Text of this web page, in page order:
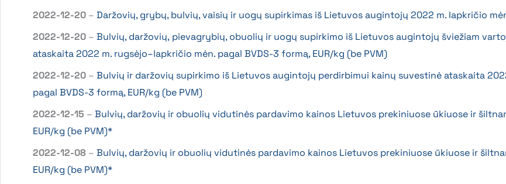
2022-12-20 – Daržovių, grybų, bulvių, vaisių ir uogų supirkimas iš Lietuvos augintojų 2022 m. lapkričio
2022-12-20 – Bulvių, daržovių, pievagrybių, obuolių ir uogų supirkimo iš Lietuvos augintojų šviežiam
ataskaita 2022 m. rugsėjo–lapkričio mėn. pagal BVDS-3 formą, EUR/kg (be PVM)
2022-12-20 – Bulvių ir daržovių supirkimo iš Lietuvos augintojų perdirbimui kainų suvestinė ataskaita
pagal BVDS-3 formą, EUR/kg (be PVM)
2022-12-15 – Bulvių, daržovių ir obuolių vidutinės pardavimo kainos Lietuvos prekiniuose ūkiuose ir
EUR/kg (be PVM)*
2022-12-08 – Bulvių, daržovių ir obuolių vidutinės pardavimo kainos Lietuvos prekiniuose ūkiuose ir
EUR/kg (be PVM)*